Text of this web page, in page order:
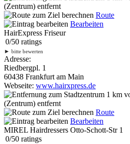
(Zentrum) entfernt
Route
Bearbeiten
HairExpress Friseur
0/50 ratings
► bitte bewerten
Adresse:
Riedbergpl. 1
60438 Frankfurt am Main
Webseite: www.hairxpress.de
1 km
(Zentrum) entfernt
Route
Bearbeiten
MIREL Hairdressers Otto-Schott-Str 1
0/50 ratings